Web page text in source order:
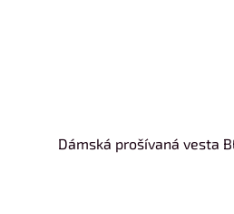
Dámská prošívaná vesta